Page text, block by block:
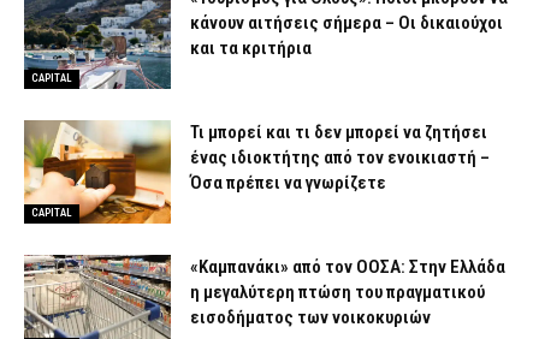
CAPITAL
κάνουν αιτήσεις σήμερα – Οι δικαιούχοι
και τα κριτήρια
CAPITAL
Τι μπορεί και τι δεν μπορεί να ζητήσει
ένας ιδιοκτήτης από τον ενοικιαστή –
Όσα πρέπει να γνωρίζετε
«Καμπανάκι» από τον ΟΟΣΑ: Στην Ελλάδα
η μεγαλύτερη πτώση του πραγματικού
εισοδήματος των νοικοκυριών